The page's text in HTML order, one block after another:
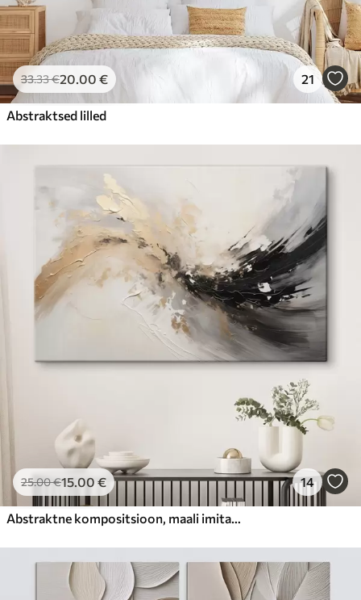
33.33€20.00 € 21
Abstraktsed lilled
25.00€15.00 € 14
Abstraktne kompositsioon, maali imitatsioon